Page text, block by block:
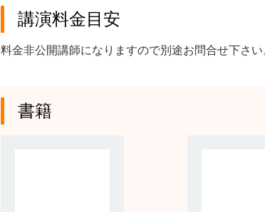
講演料金目安
料金非公開講師になりますので別途お問合せ下さい
書籍